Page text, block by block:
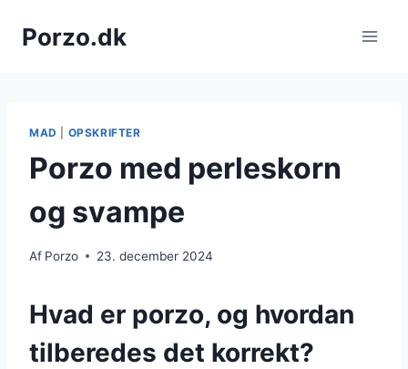
Porzo.dk
MAD OPSKRIFTER
Porzo med perleskorn
og svampe
Af Porzo 23. december 2024
Hvad er porzo, og hvordan
tilberedes det korrekt?